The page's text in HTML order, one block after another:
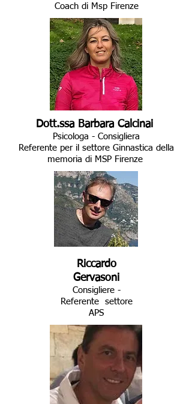
Coach di Msp Firenze
Dott.ssa Barbara Calcinai
Psicologa - Consigliera
Referente per il settore Ginnastica della
memoria di MSP Firenze
Riccardo
Gervasoni
Consigliere -
Referente settore
APS